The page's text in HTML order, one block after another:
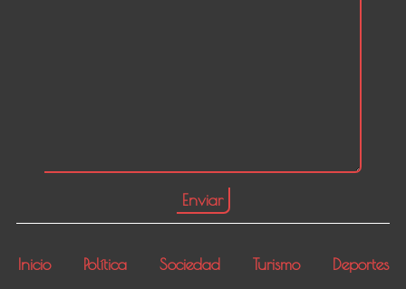
Inicio Política Sociedad Turismo
Deportes